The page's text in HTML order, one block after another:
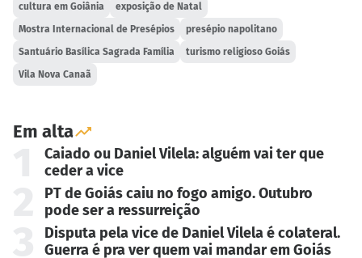
cultura em Goiânia exposição de Natal
Mostra Internacional de Presépios presépio napolitano
Santuário Basílica Sagrada Família turismo religioso Goiás
Vila Nova Canaã
Em alta
Caiado ou Daniel Vilela: alguém vai ter que
ceder a vice
PT de Goiás caiu no fogo amigo. Outubro
pode ser a ressurreição
Disputa pela vice de Daniel Vilela é colateral.
Guerra é pra ver quem vai mandar em Goiás